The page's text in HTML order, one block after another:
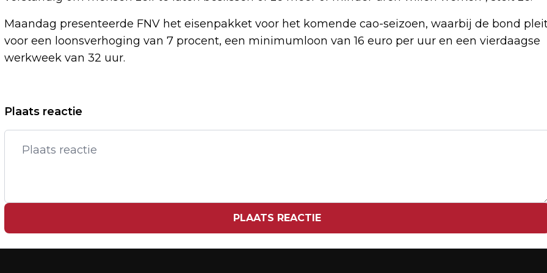
Maandag presenteerde FNV het eisenpakket voor het komende cao-seizoen, waarbij de bond
voor een loonsverhoging van 7 procent, een minimumloon van 16 euro per uur en een vierdaagse
werkweek van 32 uur.
Vorig artikel
SENATOREN ROEPEN FED OP RENTE IN
VS WOENSDAG FLINK TE VERLAGEN
CHIPBEDRIJVEN OMLAAG OP NEGATIEF
Plaats reactie
PLAATS REACTIE